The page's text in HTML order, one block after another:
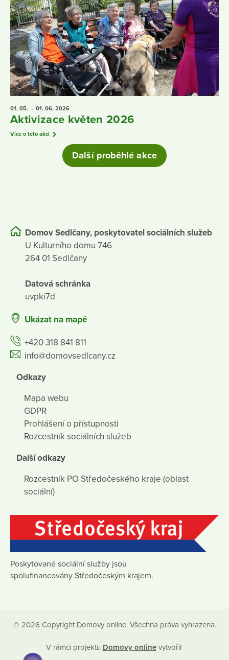
01. 05. - 01. 06. 2026
Aktivizace květen 2026
Více o této akci
Další proběhlé akce
Domov Sedlčany, poskytovatel sociálních služeb
U Kulturního domu 746
264 01 Sedlčany
Datová schránka
uvpki7d
Ukázat na mapě
+420 318 841 811
info@domovsedlcany.cz
Odkazy
Mapa webu
GDPR
Prohlášení o přístupnosti
Rozcestník sociálních služeb
Další odkazy
Rozcestník PO Středočeského kraje (oblast
sociální)
Poskytované sociální služby jsou
spolufinancovány Středočeským krajem.
© 2026 Copyright Domovy online. Všechna práva vyhrazena.
V rámci projektu Domovy onlinevytvořil